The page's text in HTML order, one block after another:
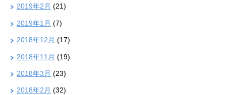
2019年2月 (21)
2019年1月 (7)
2018年12月 (17)
2018年11月 (19)
2018年3月 (23)
2018年2月 (32)